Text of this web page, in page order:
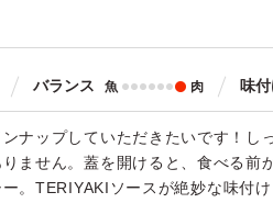
バランス 魚 肉 味
ナップしていただきたいです！し
ません。蓋を開けると、食べる前
。TERIYAKIソースが絶妙な味付